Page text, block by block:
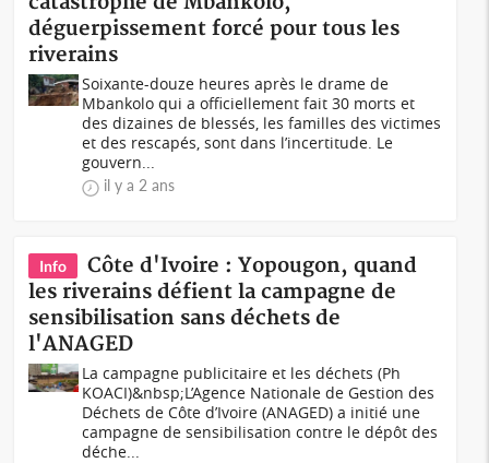
déguerpissement forcé pour tous les
riverains
Soixante-douze heures après le drame de
Mbankolo qui a officiellement fait 30 morts et
des dizaines de blessés, les familles des victimes
et des rescapés, sont dans l’incertitude. Le
gouvern...
il y a 2 ans
Info
Côte d'Ivoire : Yopougon, quand
les riverains défient la campagne de
sensibilisation sans déchets de
l'ANAGED
La campagne publicitaire et les déchets (Ph
KOACI)&nbsp;L’Agence Nationale de Gestion des
Déchets de Côte d’Ivoire (ANAGED) a initié une
campagne de sensibilisation contre le dépôt des
déche...